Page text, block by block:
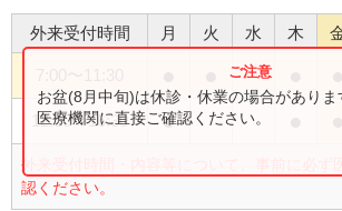
外来受付時間 月 火 水 木
12:00〜16:30 ●
外来受付時間・内容等について、事前に必ず
認ください。
お盆(8月中旬)は休診・休業の場合があり
医療機関に直接ご確認ください。